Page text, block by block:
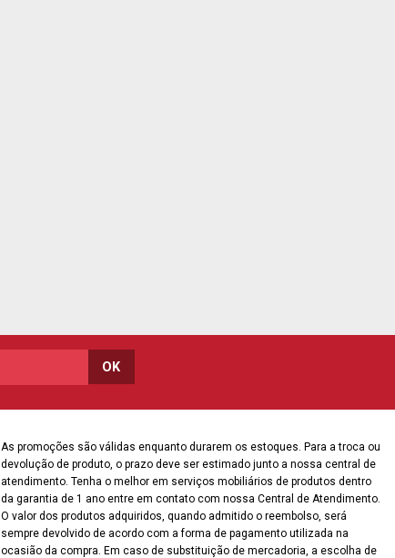
As promoções são válidas enquanto durarem os estoques. Para a troca ou
devolução de produto, o prazo deve ser estimado junto a nossa central de
atendimento. Tenha o melhor em serviços mobiliários de produtos dentro
da garantia de 1 ano entre em contato com nossa Central de Atendimento.
O valor dos produtos adquiridos, quando admitido o reembolso, será
sempre devolvido de acordo com a forma de pagamento utilizada na
ocasião da compra. Em caso de substituição de mercadoria, a escolha de